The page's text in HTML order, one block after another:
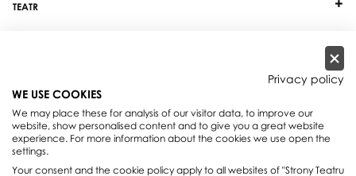
TEATR
Teatr Wielki - Opera Narodowa, plac Teatralny 1, 00-950 Warszawa, skrytka
pocztowa 59
Privacy policy
WE USE COOKIES
We may place these for analysis of our visitor data, to improve our
website, show personalised content and to give you a great website
experience. For more information about the cookies we use open the
settings.
Your consent and the cookie policy apply to all websites of "Strony Teatru